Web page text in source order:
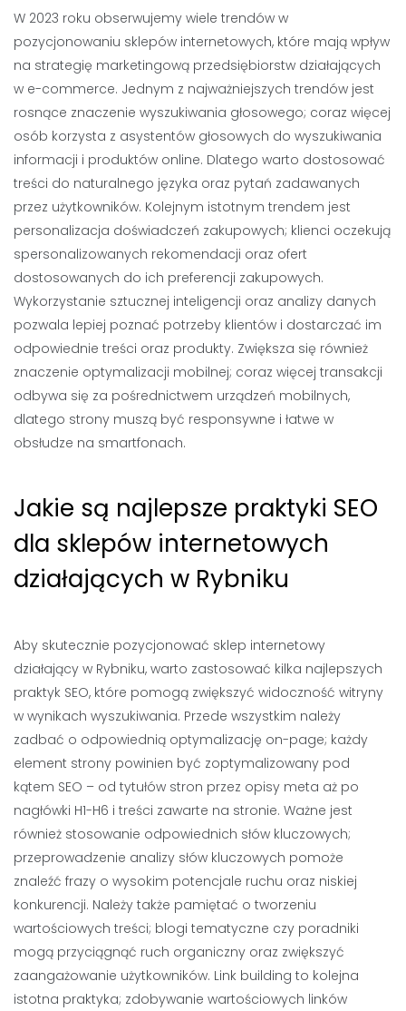
W 2023 roku obserwujemy wiele trendów w
pozycjonowaniu sklepów internetowych, które mają wpływ
na strategię marketingową przedsiębiorstw działających
w e-commerce. Jednym z najważniejszych trendów jest
rosnące znaczenie wyszukiwania głosowego; coraz więcej
osób korzysta z asystentów głosowych do wyszukiwania
informacji i produktów online. Dlatego warto dostosować
treści do naturalnego języka oraz pytań zadawanych
przez użytkowników. Kolejnym istotnym trendem jest
personalizacja doświadczeń zakupowych; klienci oczekują
spersonalizowanych rekomendacji oraz ofert
dostosowanych do ich preferencji zakupowych.
Wykorzystanie sztucznej inteligencji oraz analizy danych
pozwala lepiej poznać potrzeby klientów i dostarczać im
odpowiednie treści oraz produkty. Zwiększa się również
znaczenie optymalizacji mobilnej; coraz więcej transakcji
odbywa się za pośrednictwem urządzeń mobilnych,
dlatego strony muszą być responsywne i łatwe w
obsłudze na smartfonach.
Jakie są najlepsze praktyki SEO
dla sklepów internetowych
działających w Rybniku
Aby skutecznie pozycjonować sklep internetowy
działający w Rybniku, warto zastosować kilka najlepszych
praktyk SEO, które pomogą zwiększyć widoczność witryny
w wynikach wyszukiwania. Przede wszystkim należy
zadbać o odpowiednią optymalizację on-page; każdy
element strony powinien być zoptymalizowany pod
kątem SEO – od tytułów stron przez opisy meta aż po
nagłówki H1-H6 i treści zawarte na stronie. Ważne jest
również stosowanie odpowiednich słów kluczowych;
przeprowadzenie analizy słów kluczowych pomoże
znaleźć frazy o wysokim potencjale ruchu oraz niskiej
konkurencji. Należy także pamiętać o tworzeniu
wartościowych treści; blogi tematyczne czy poradniki
mogą przyciągnąć ruch organiczny oraz zwiększyć
zaangażowanie użytkowników. Link building to kolejna
istotna praktyka; zdobywanie wartościowych linków